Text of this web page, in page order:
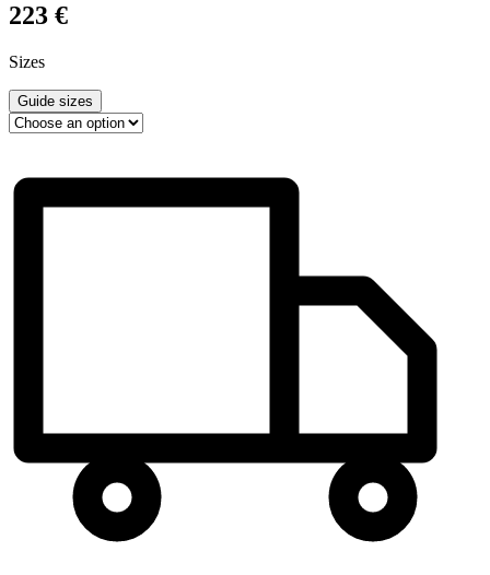
223 €
Sizes
Guide sizes